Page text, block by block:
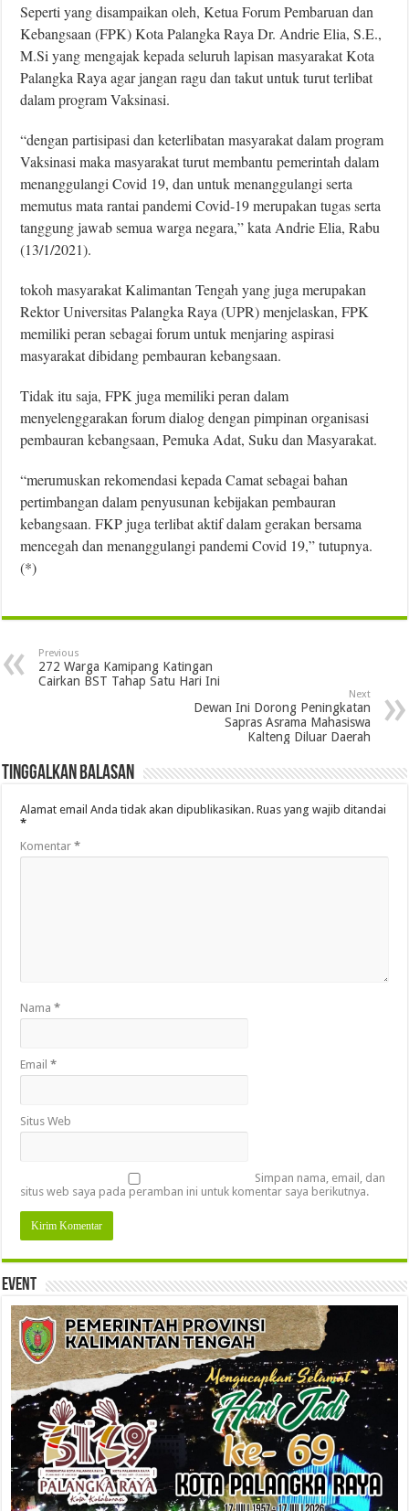
Seperti yang disampaikan oleh, Ketua Forum Pembaruan dan
Kebangsaan (FPK) Kota Palangka Raya Dr. Andrie Elia, S.E.,
M.Si yang mengajak kepada seluruh lapisan masyarakat Kota
Palangka Raya agar jangan ragu dan takut untuk turut terlibat
dalam program Vaksinasi.
“dengan partisipasi dan keterlibatan masyarakat dalam program
Vaksinasi maka masyarakat turut membantu pemerintah dalam
menanggulangi Covid 19, dan untuk menanggulangi serta
memutus mata rantai pandemi Covid-19 merupakan tugas serta
tanggung jawab semua warga negara,” kata Andrie Elia, Rabu
(13/1/2021).
tokoh masyarakat Kalimantan Tengah yang juga merupakan
Rektor Universitas Palangka Raya (UPR) menjelaskan, FPK
memiliki peran sebagai forum untuk menjaring aspirasi
masyarakat dibidang pembauran kebangsaan.
Tidak itu saja, FPK juga memiliki peran dalam
menyelenggarakan forum dialog dengan pimpinan organisasi
pembauran kebangsaan, Pemuka Adat, Suku dan Masyarakat.
“merumuskan rekomendasi kepada Camat sebagai bahan
pertimbangan dalam penyusunan kebijakan pembauran
kebangsaan. FKP juga terlibat aktif dalam gerakan bersama
mencegah dan menanggulangi pandemi Covid 19,” tutupnya.
(*)
Previous
272 Warga Kamipang Katingan
Cairkan BST Tahap Satu Hari Ini
Next
Dewan Ini Dorong Peningkatan
Sapras Asrama Mahasiswa
Kalteng Diluar Daerah
Tinggalkan Balasan
Alamat email Anda tidak akan dipublikasikan. Ruas yang wajib ditandai
*
Komentar*
Nama*
Email*
Situs Web
Simpan nama, email, dan
situs web saya pada peramban ini untuk komentar saya berikutnya.
Event